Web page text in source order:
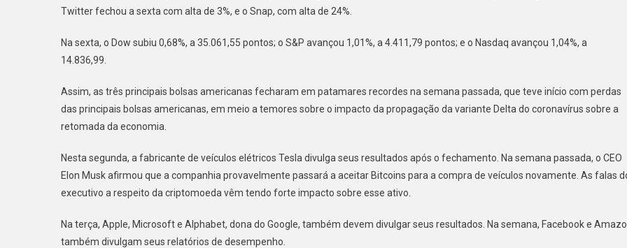
Twitter fechou a sexta com alta de 3%, e o Snap, com alta de 24%.
Na sexta, o Dow subiu 0,68%, a 35.061,55 pontos; o S&P avançou 1,01%, a 4.411,79 pontos; e o Nasdaq avançou 1,04%, a
14.836,99.
Assim, as três principais bolsas americanas fecharam em patamares recordes na semana passada, que teve início com perdas
das principais bolsas americanas, em meio a temores sobre o impacto da propagação da variante Delta do coronavírus sobre a
retomada da economia.
Nesta segunda, a fabricante de veículos elétricos Tesla divulga seus resultados após o fechamento. Na semana passada, o CEO
Elon Musk afirmou que a companhia provavelmente passará a aceitar Bitcoins para a compra de veículos novamente. As falas
executivo a respeito da criptomoeda vêm tendo forte impacto sobre esse ativo.
Na terça, Apple, Microsoft e Alphabet, dona do Google, também devem divulgar seus resultados. Na semana, Facebook e
também divulgam seus relatórios de desempenho.